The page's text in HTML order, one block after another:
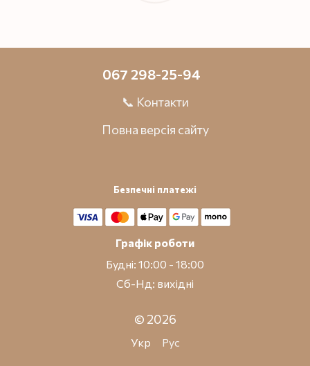
067 298-25-94
📞 Контакти
Повна версія сайту
Безпечні платежі
Графік роботи
Будні: 10:00 - 18:00
Сб-Нд: вихідні
© 2026
Укр Рус